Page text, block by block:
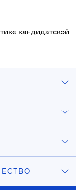
кандидатской